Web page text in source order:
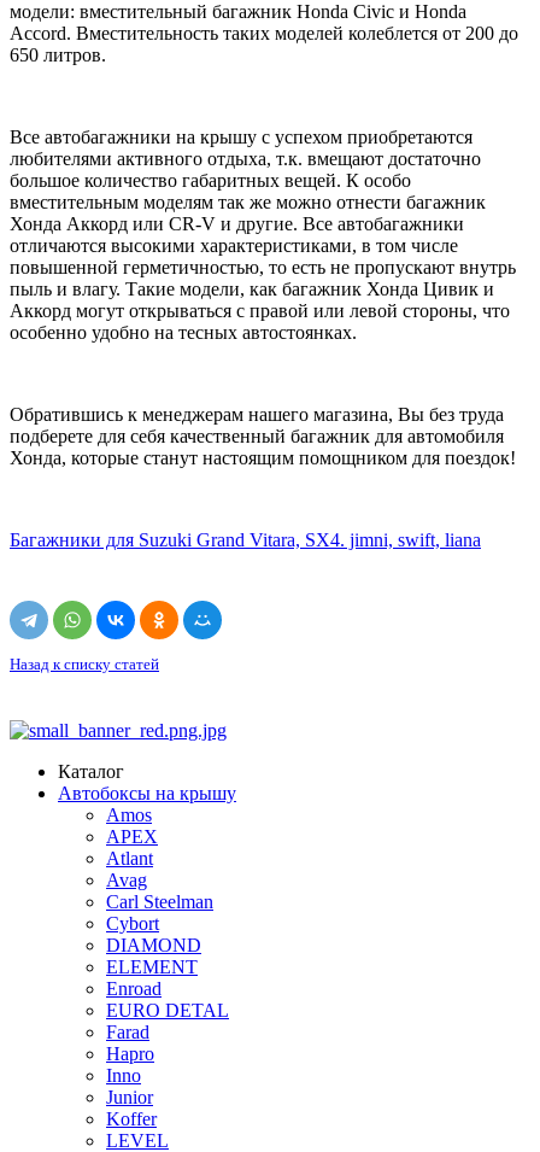
модели: вместительный багажник Honda Civic и Honda
Accord. Вместительность таких моделей колеблется от 200 до
650 литров.
Все автобагажники на крышу с успехом приобретаются
любителями активного отдыха, т.к. вмещают достаточно
большое количество габаритных вещей. К особо
вместительным моделям так же можно отнести багажник
Хонда Аккорд или CR-V и другие. Все автобагажники
отличаются высокими характеристиками, в том числе
повышенной герметичностью, то есть не пропускают внутрь
пыль и влагу. Такие модели, как багажник Хонда Цивик и
Аккорд могут открываться с правой или левой стороны, что
особенно удобно на тесных автостоянках.
Обратившись к менеджерам нашего магазина, Вы без труда
подберете для себя качественный багажник для автомобиля
Хонда, которые станут настоящим помощником для поездок!
Багажники для Suzuki Grand Vitara, SX4. jimni, swift, liana
Назад к списку статей
Каталог
Автобоксы на крышу
Amos
APEX
Atlant
Avag
Carl Steelman
Cybort
DIAMOND
ELEMENT
Enroad
EURO DETAL
Farad
Hapro
Inno
Junior
Koffer
LEVEL